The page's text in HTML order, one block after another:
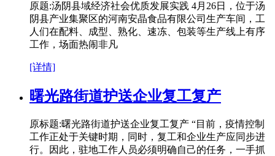
原题:汤阴县域经济社会优质发展实践 4月26日，位于汤
阴县产业集聚区的河南安晶食品有限公司生产车间，工
人们在配料、成型、熟化、速冻、包装等生产线上有序
工作，场面热闹非凡
[详情]
曙光路街道护送企业复工复产
原标题:曙光路街道护送企业复工复产 “目前，疫情控制
工作正处于关键时期，同时，复工和企业生产应同步进
行。因此，驻地工作人员必须明确自己的任务，一手抓